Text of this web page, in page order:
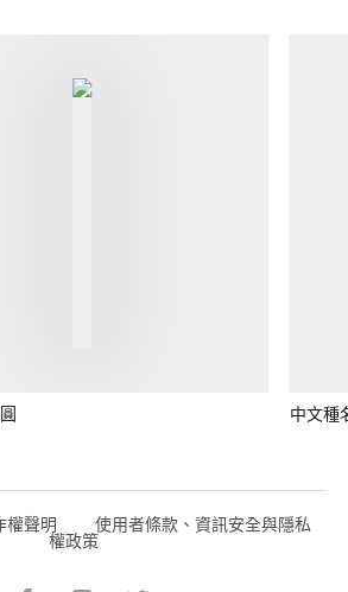
中文種
權聲明 使用者條款、資訊安全與隱私
權政策